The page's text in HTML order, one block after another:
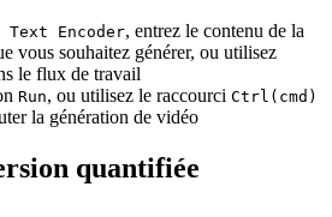
Text Encoder, entrez le contenu de la
vous souhaitez générer, ou utilisez
le flux de travail
Run, ou utilisez le raccourci Ctrl(cmd)
la génération de vidéo
quantifiée